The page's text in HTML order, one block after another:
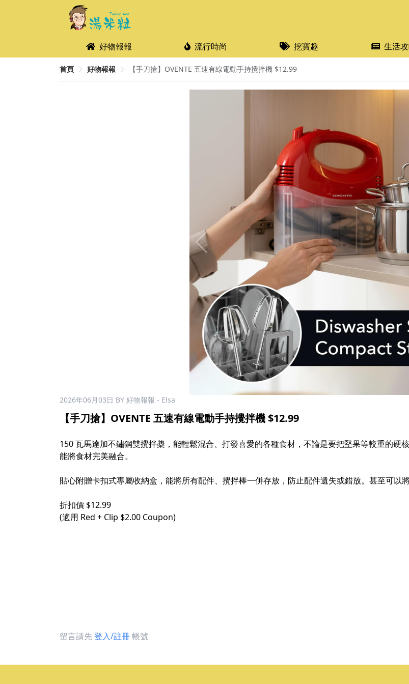
好物報報 流行時尚 挖寶趣 生活
首頁 好物報報 【手刀搶】OVENTE 五速有線電動手持攪拌機 $12.99
2026年06月03日 BY 好物報報 - Elsa
【手刀搶】OVENTE 五速有線電動手持攪拌機 $12.99
150 瓦馬達加不鏽鋼雙攪拌槳，能輕鬆混合、打發喜愛的各種食材，不論是要把堅果等較重的硬
能將食材完美融合。
貼心附贈卡扣式專屬收納盒，能將所有配件、攪拌棒一併存放，防止配件遺失或錯放。甚至可以
折扣價 $12.99
(適用 Red + Clip $2.00 Coupon)
留言請先登入/註冊帳號